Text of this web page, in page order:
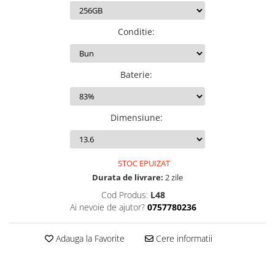
Series SE 3
Conditie:
Baterie:
Dimensiune:
STOC EPUIZAT
Durata de livrare: 2 zile
Cod Produs: L48
Ai nevoie de ajutor? 0757780236
Adauga la Favorite Cere informatii